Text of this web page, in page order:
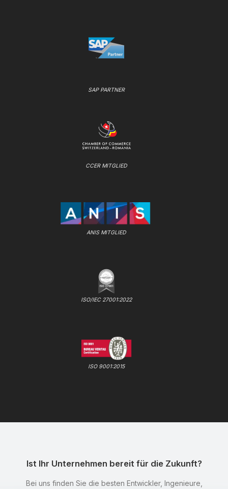
SAP PARTNER
CCER MITGLIED
ANIS MITGLIED
ISO/IEC 27001:2022
ISO 9001:2015
Ist Ihr Unternehmen bereit für die Zukunft?
Bei uns finden Sie die besten Entwickler, Ingenieure,